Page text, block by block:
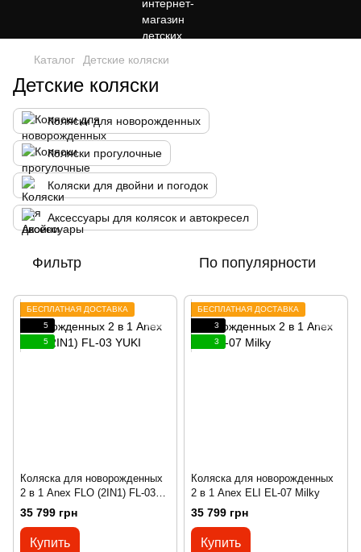
Каталог Детские коляски
Детские коляски
Коляски для новорожденных
Коляски прогулочные
Коляски для двойни и погодок
Аксессуары для колясок и автокресел
Фильтр По популярности
БЕСПЛАТНАЯ ДОСТАВКА
5
5
Коляска для новорожденных
2 в 1 Anex FLO (2IN1) FL-03
YUKI
35 799 грн
Купить
БЕСПЛАТНАЯ ДОСТАВКА
3
3
Коляска для новорожденных
2 в 1 Anex ELI EL-07 Milky
35 799 грн
Купить